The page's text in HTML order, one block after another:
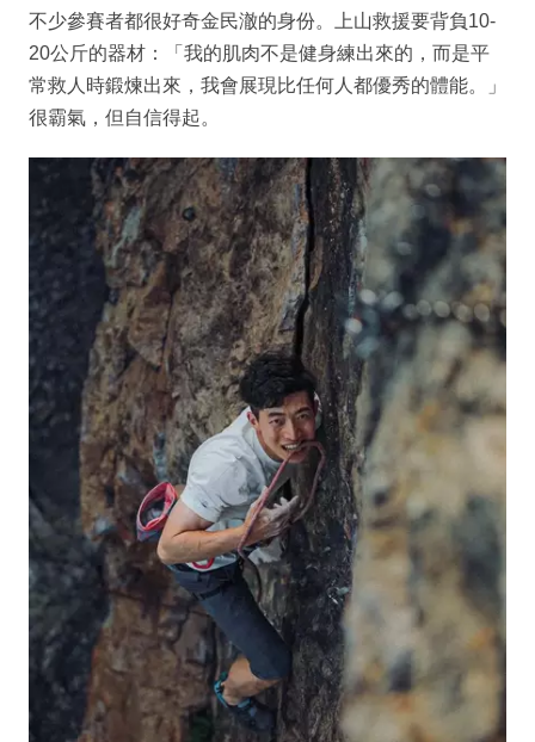
不少參賽者都很好奇金民澈的身份。上山救援要背負10-
20公斤的器材：「我的肌肉不是健身練出來的，而是平
常救人時鍛煉出來，我會展現比任何人都優秀的體能。」
很霸氣，但自信得起。